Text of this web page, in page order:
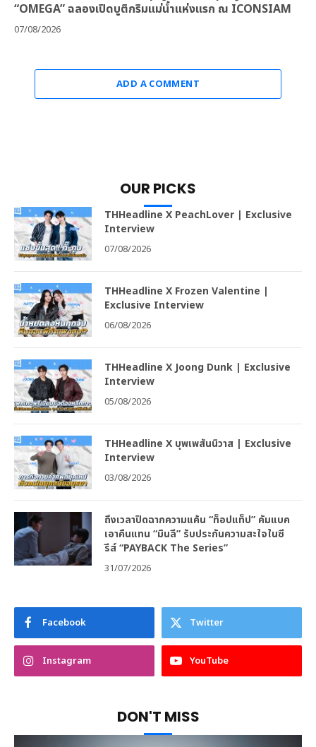
“OMEGA” ฉลองเปิดบูติกริมแม่น้ำแห่งแรก ณ ICONSIAM
07/08/2026
ADD A COMMENT
OUR PICKS
THHeadline X PeachLover | Exclusive
Interview
07/08/2026
THHeadline X Frozen Valentine |
Exclusive Interview
06/08/2026
THHeadline X Joong Dunk | Exclusive
Interview
05/08/2026
THHeadline X บุพเพสันนิวาส | Exclusive
Interview
03/08/2026
ถึงเวลาปิดฉากความแค้น “ท็อปแท็ป” คัมแบค
เอาคืนแทน “มินลี” รับประกันความสะใจในซี
รีส์ “PAYBACK The Series”
31/07/2026
Facebook Twitter
Instagram YouTube
DON'T MISS